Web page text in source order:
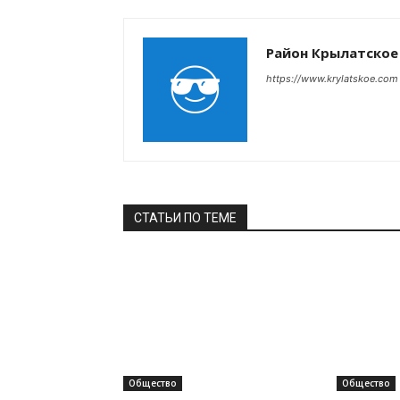
Район Крылатское
https://www.krylatskoe.com
СТАТЬИ ПО ТЕМЕ
Общество Общество